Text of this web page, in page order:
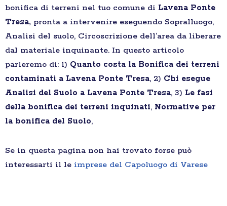
bonifica di terreni nel tuo comune di Lavena Ponte
Tresa, pronta a intervenire eseguendo Sopralluogo,
Analisi del suolo, Circoscrizione dell’area da liberare
dal materiale inquinante. In questo articolo
parleremo di: 1) Quanto costa la Bonifica dei terreni
contaminati a Lavena Ponte Tresa, 2) Chi esegue
Analisi del Suolo a Lavena Ponte Tresa, 3) Le fasi
della bonifica dei terreni inquinati, Normative per
la bonifica del Suolo,
Se in questa pagina non hai trovato forse può
interessarti il le imprese del Capoluogo di Varese